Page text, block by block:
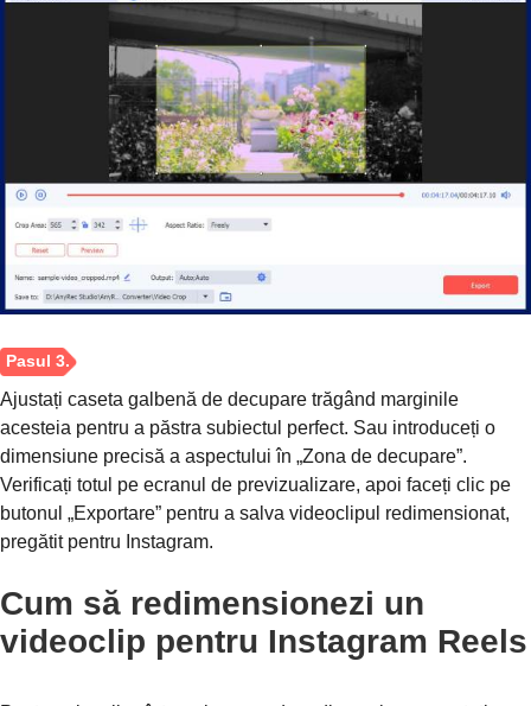
Pasul 2.
Ajustați caseta galbenă de decupare trăgând marginile
acesteia pentru a păstra subiectul perfect. Sau introduceți o
dimensiune precisă a aspectului în „Zona de decupare”.
Verificați totul pe ecranul de previzualizare, apoi faceți clic pe
butonul „Exportare” pentru a salva videoclipul redimensionat,
pregătit pentru Instagram.
Cum să redimensionezi un
videoclip pentru Instagram Reels